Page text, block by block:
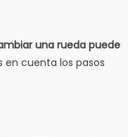
una rueda puede
en cuenta los pasos